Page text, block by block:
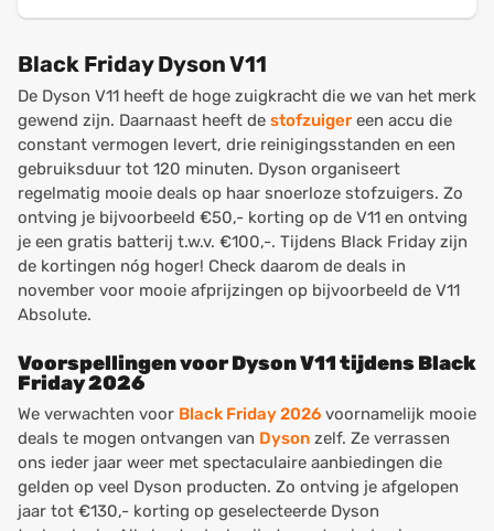
Black Friday Dyson V11
De Dyson V11 heeft de hoge zuigkracht die we van het merk
gewend zijn. Daarnaast heeft de stofzuiger een accu die
constant vermogen levert, drie reinigingsstanden en een
gebruiksduur tot 120 minuten. Dyson organiseert
regelmatig mooie deals op haar snoerloze stofzuigers. Zo
ontving je bijvoorbeeld €50,- korting op de V11 en ontving
je een gratis batterij t.w.v. €100,-. Tijdens Black Friday zijn
de kortingen nóg hoger! Check daarom de deals in
november voor mooie afprijzingen op bijvoorbeeld de V11
Absolute.
Voorspellingen voor Dyson V11 tijdens Black
Friday 2026
We verwachten voor Black Friday 2026 voornamelijk mooie
deals te mogen ontvangen van Dyson zelf. Ze verrassen
ons ieder jaar weer met spectaculaire aanbiedingen die
gelden op veel Dyson producten. Zo ontving je afgelopen
jaar tot €130,- korting op geselecteerde Dyson